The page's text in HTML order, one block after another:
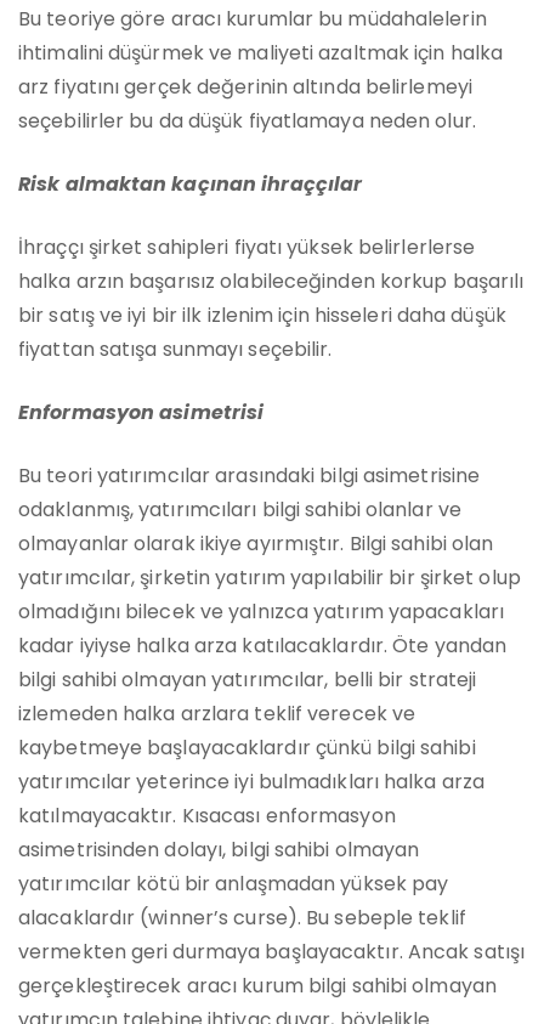
Bu teoriye göre aracı kurumlar bu müdahalelerin
ihtimalini düşürmek ve maliyeti azaltmak için halka
arz fiyatını gerçek değerinin altında belirlemeyi
seçebilirler bu da düşük fiyatlamaya neden olur.
Risk almaktan kaçınan ihraççılar
İhraççı şirket sahipleri fiyatı yüksek belirlerlerse
halka arzın başarısız olabileceğinden korkup başarılı
bir satış ve iyi bir ilk izlenim için hisseleri daha düşük
fiyattan satışa sunmayı seçebilir.
Enformasyon asimetrisi
Bu teori yatırımcılar arasındaki bilgi asimetrisine
odaklanmış, yatırımcıları bilgi sahibi olanlar ve
olmayanlar olarak ikiye ayırmıştır. Bilgi sahibi olan
yatırımcılar, şirketin yatırım yapılabilir bir şirket olup
olmadığını bilecek ve yalnızca yatırım yapacakları
kadar iyiyse halka arza katılacaklardır. Öte yandan
bilgi sahibi olmayan yatırımcılar, belli bir strateji
izlemeden halka arzlara teklif verecek ve
kaybetmeye başlayacaklardır çünkü bilgi sahibi
yatırımcılar yeterince iyi bulmadıkları halka arza
katılmayacaktır. Kısacası enformasyon
asimetrisinden dolayı, bilgi sahibi olmayan
yatırımcılar kötü bir anlaşmadan yüksek pay
alacaklardır (winner’s curse). Bu sebeple teklif
vermekten geri durmaya başlayacaktır. Ancak satışı
gerçekleştirecek aracı kurum bilgi sahibi olmayan